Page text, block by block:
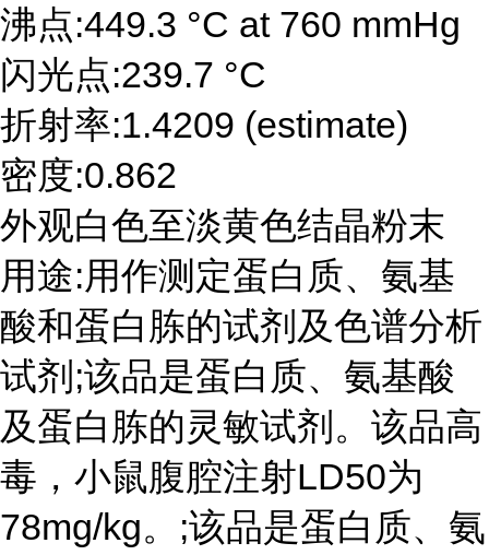
沸点:449.3 °C at 760 mmHg
闪光点:239.7 °C
折射率:1.4209 (estimate)
密度:0.862
外观白色至淡黄色结晶粉末
用途:用作测定蛋白质、氨基
酸和蛋白胨的试剂及色谱分析
试剂;该品是蛋白质、氨基酸
及蛋白胨的灵敏试剂。该品高
毒，小鼠腹腔注射LD50为
78mg/kg。;该品是蛋白质、氨